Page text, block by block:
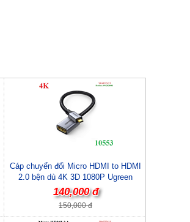
Cáp chuyển đổi Micro HDMI to HDMI
2.0 bện dù 4K 3D 1080P Ugreen
10553 cao cấp
140,000 đ
150,000 đ